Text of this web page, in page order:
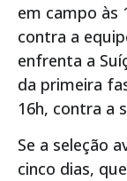
em campo às
contra a
enfrenta a
da primeira
16h, contra a
Se a seleção
cinco dias,